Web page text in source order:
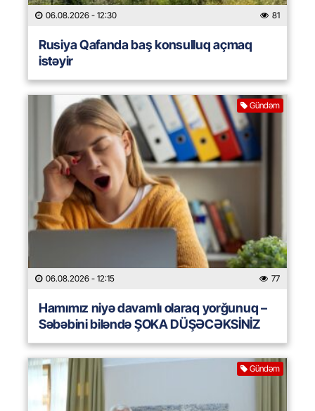
06.08.2026 - 12:30 81
Rusiya Qafanda baş konsulluq açmaq
istəyir
Gündəm
06.08.2026 - 12:15 77
Hamımız niyə davamlı olaraq yorğunuq –
Səbəbini biləndə ŞOKA DÜŞƏCƏKSİNİZ
Gündəm